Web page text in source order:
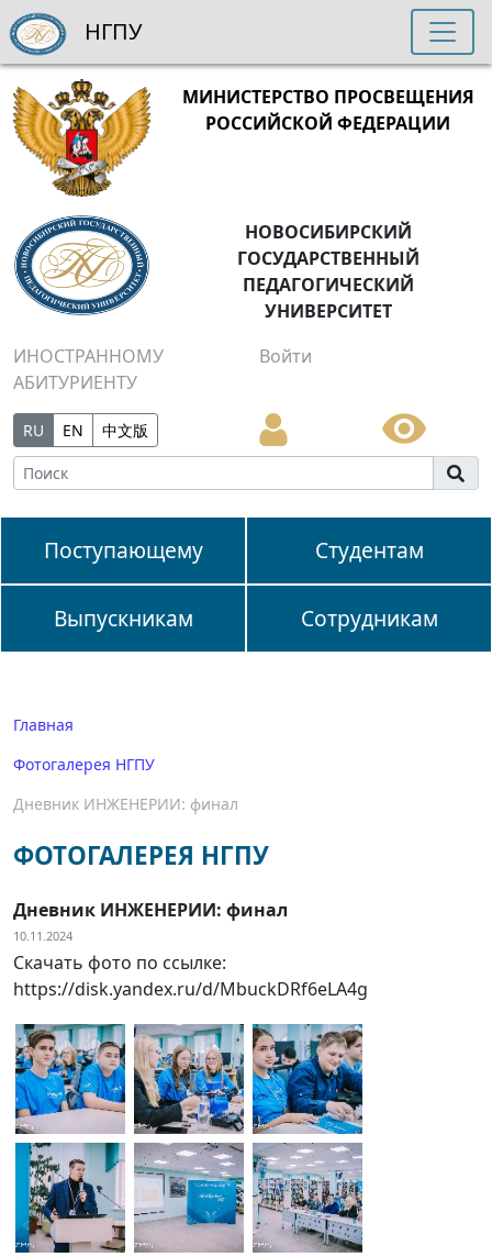
МИНИСТЕРСТВО ПРОСВЕЩЕНИЯ
РОССИЙСКОЙ ФЕДЕРАЦИИ
НОВОСИБИРСКИЙ
ГОСУДАРСТВЕННЫЙ
ПЕДАГОГИЧЕСКИЙ
УНИВЕРСИТЕТ
ИНОСТРАННОМУ
АБИТУРИЕНТУ
Войти
RU EN 中文版
Поступающему Студентам
Выпускникам Сотрудникам
НГПУ
Главная
Фотогалерея НГПУ
Дневник ИНЖЕНЕРИИ: финал
ФОТОГАЛЕРЕЯ НГПУ
Дневник ИНЖЕНЕРИИ: финал
10.11.2024
Скачать фото по ссылке:
https://disk.yandex.ru/d/MbuckDRf6eLA4g